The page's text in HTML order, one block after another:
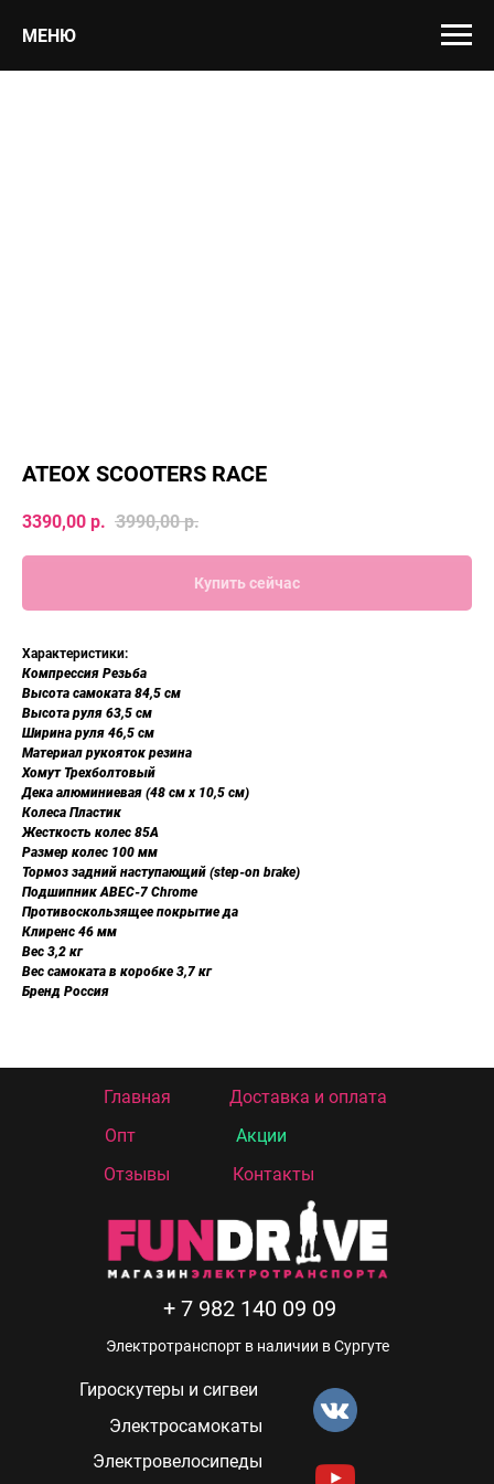
МЕНЮ
ATEOX SCOOTERS RACE
3390,00 р. 3990,00 р.
Купить сейчас
Характеристики:
Компрессия Резьба
Высота самоката 84,5 см
Высота руля 63,5 см
Ширина руля 46,5 см
Материал рукояток резина
Хомут Трехболтовый
Дека алюминиевая (48 см х 10,5 см)
Колеса Пластик
Жесткость колес 85А
Размер колес 100 мм
Тормоз задний наступающий (step-on brake)
Подшипник ABEC-7 Chrome
Противоскользящее покрытие да
Клиренс 46 мм
Вес 3,2 кг
Вес самоката в коробке 3,7 кг
Бренд Россия
Гироскутеры и сигвеи
Электросамокаты
Электровелосипеды
Главная
Доставка и оплата
Опт
Отзывы
Акции
Контакты
+ 7 982 140 09 09
Электротранспорт в наличии в Сургуте